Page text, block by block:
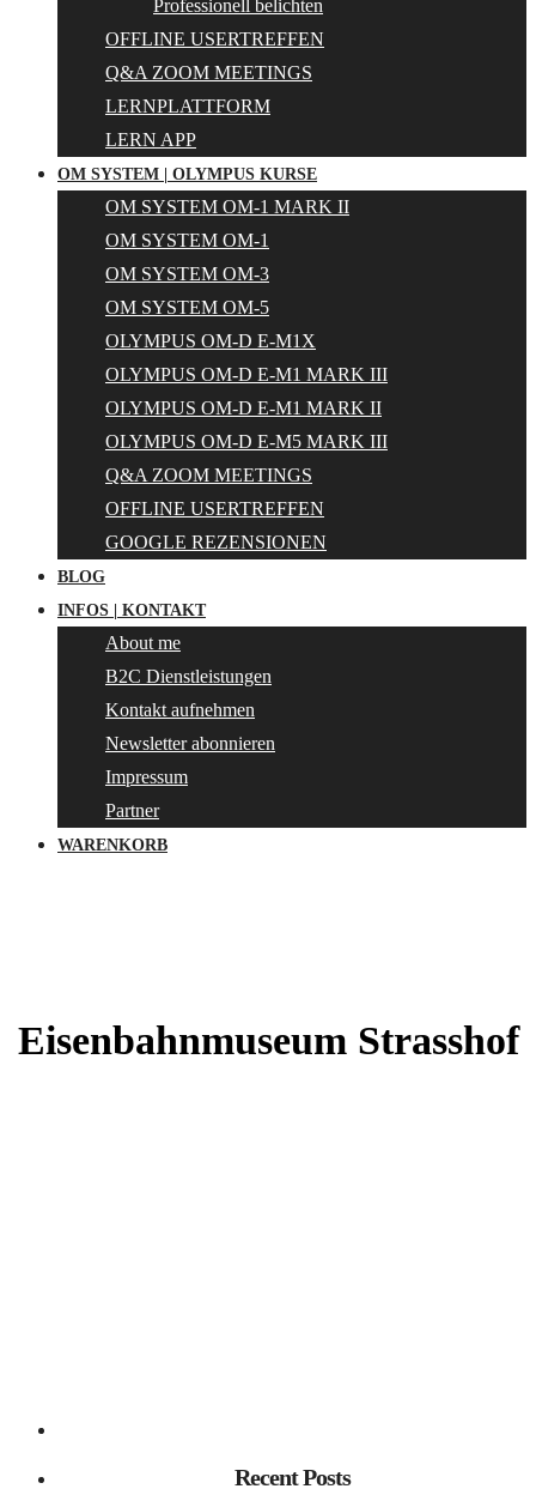
Professionell belichten
OFFLINE USERTREFFEN
Q&A ZOOM MEETINGS
LERNPLATTFORM
LERN APP
OM SYSTEM | OLYMPUS KURSE
OM SYSTEM OM-1 MARK II
OM SYSTEM OM-1
OM SYSTEM OM-3
OM SYSTEM OM-5
OLYMPUS OM-D E-M1X
OLYMPUS OM-D E-M1 MARK III
OLYMPUS OM-D E-M1 MARK II
OLYMPUS OM-D E-M5 MARK III
Q&A ZOOM MEETINGS
OFFLINE USERTREFFEN
GOOGLE REZENSIONEN
BLOG
INFOS | KONTAKT
About me
B2C Dienstleistungen
Kontakt aufnehmen
Newsletter abonnieren
Impressum
Partner
WARENKORB
Eisenbahnmuseum Strasshof
Recent Posts